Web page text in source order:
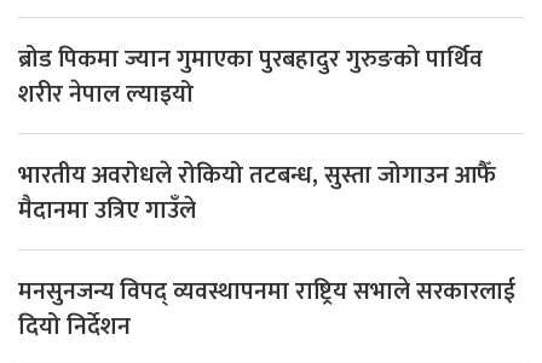
ब्रोड पिकमा ज्यान गुमाएका पुरबहादुर गुरुङको पार्थिव
शरीर नेपाल ल्याइयो
भारतीय अवरोधले रोकियो तटबन्ध, सुस्ता जोगाउन आफैँ
मैदानमा उत्रिए गाउँले
मनसुनजन्य विपद् व्यवस्थापनमा राष्ट्रिय सभाले सरकारलाई
दियो निर्देशन